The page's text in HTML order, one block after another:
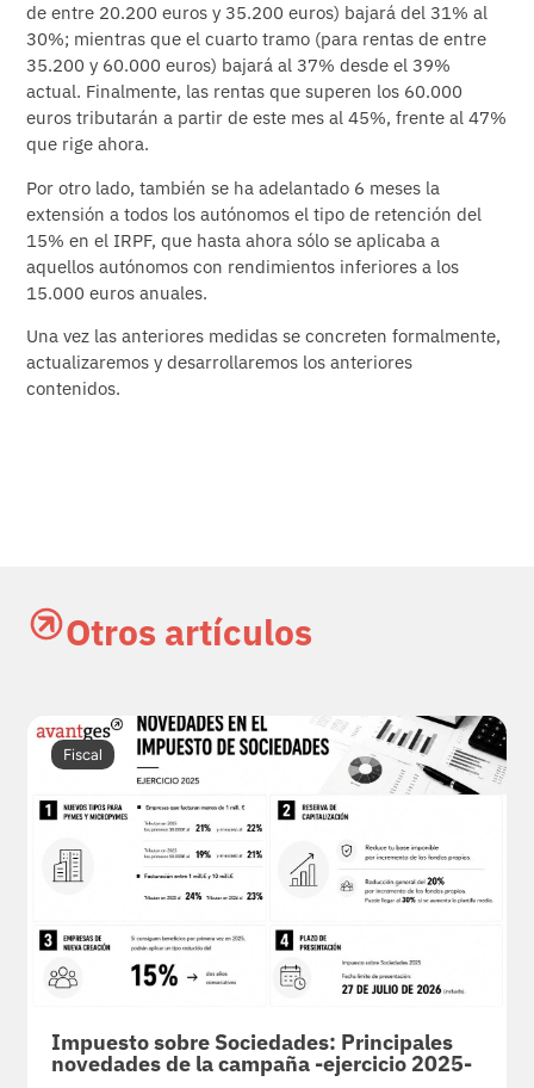
de entre 20.200 euros y 35.200 euros) bajará del 31% al
30%; mientras que el cuarto tramo (para rentas de entre
35.200 y 60.000 euros) bajará al 37% desde el 39%
actual. Finalmente, las rentas que superen los 60.000
euros tributarán a partir de este mes al 45%, frente al 47%
que rige ahora.
Por otro lado, también se ha adelantado 6 meses la
extensión a todos los autónomos el tipo de retención del
15% en el IRPF, que hasta ahora sólo se aplicaba a
aquellos autónomos con rendimientos inferiores a los
15.000 euros anuales.
Una vez las anteriores medidas se concreten formalmente,
actualizaremos y desarrollaremos los anteriores
contenidos.
Otros artículos
Fiscal
Impuesto sobre Sociedades: Principales
novedades de la campaña -ejercicio 2025-